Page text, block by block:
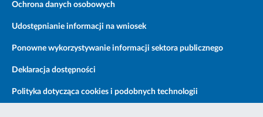
Ochrona danych osobowych
Udostępnianie informacji na wniosek
Ponowne wykorzystywanie informacji sektora publicznego
Deklaracja dostępności
Polityka dotycząca cookies i podobnych technologii